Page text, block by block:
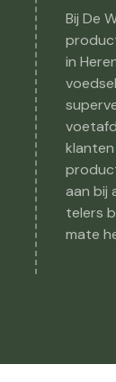
Bij De
in
aan bij
telers
mate